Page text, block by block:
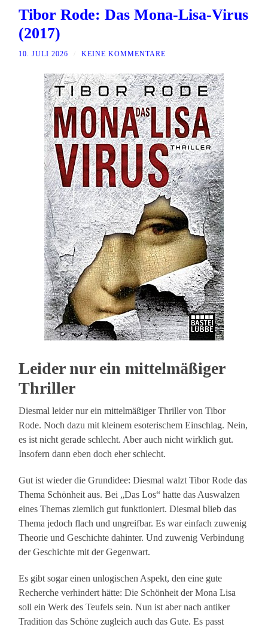
Tibor Rode: Das Mona-Lisa-Virus
(2017)
10. JULI 2026 KEINE KOMMENTARE
Leider nur ein mittelmäßiger
Thriller
Diesmal leider nur ein mittelmäßiger Thriller von Tibor
Rode. Noch dazu mit kleinem esoterischem Einschlag. Nein,
es ist nicht gerade schlecht. Aber auch nicht wirklich gut.
Insofern dann eben doch eher schlecht.
Gut ist wieder die Grundidee: Diesmal walzt Tibor Rode das
Thema Schönheit aus. Bei „Das Los“ hatte das Auswalzen
eines Themas ziemlich gut funktioniert. Diesmal blieb das
Thema jedoch flach und ungreifbar. Es war einfach zuwenig
Theorie und Geschichte dahinter. Und zuwenig Verbindung
der Geschichte mit der Gegenwart.
Es gibt sogar einen unlogischen Aspekt, den eine gute
Recherche verhindert hätte: Die Schönheit der Mona Lisa
soll ein Werk des Teufels sein. Nun ist aber nach antiker
Tradition das Schöne zugleich auch das Gute. Es passt